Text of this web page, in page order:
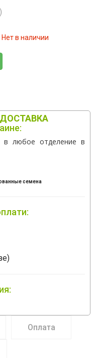
Нет в наличии
любое отделение в
семена
Оплата